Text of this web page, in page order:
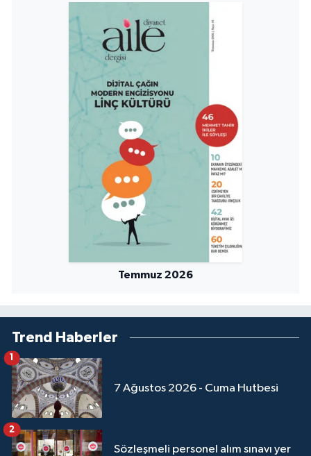
Temmuz 2026
Trend Haberler
7 Ağustos 2026 - Cuma Hutbesi
1
Sözleşmeli personel alım sınavı yer
2
Manisa Müftülüğü
Mardin Müftülüğü
Mersin Müftülüğü
Muğla Müftülüğü
Muş Müftülüğü
Nevşehir Müftülüğü
Niğde Müftülüğü
Ordu Müftülüğü
Rize Müftülüğü
Sakarya Müftülüğü
Samsun Müftülüğü
Siirt Müftülüğü